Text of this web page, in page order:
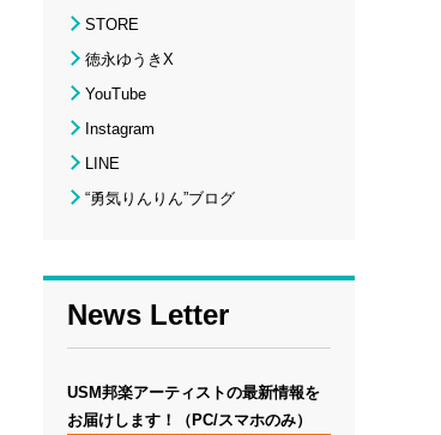
STORE
徳永ゆうきX
YouTube
Instagram
LINE
“勇気りんりん”ブログ
News Letter
USM邦楽アーティストの最新情報を
お届けします！（PC/スマホのみ）